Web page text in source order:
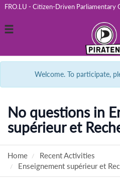
FRO.LU - Citizen-Driven Parliamentary
Toggle
Welcome. To participate,
No questions in
supérieur et
Home
Recent Activities
Enseignement supérieur et